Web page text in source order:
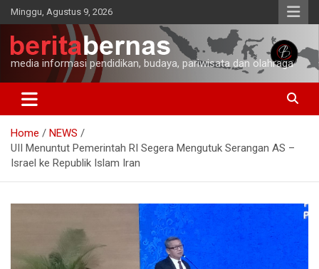
Skip
to
content
Minggu, Agustus 9, 2026
media informasi pendidikan, budaya, pariwisata dan olahraga
Home
NEWS
UII Menuntut Pemerintah RI Segera Mengutuk Serangan AS –
Israel ke Republik Islam Iran